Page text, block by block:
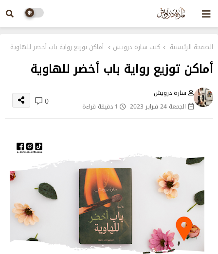
الصفحة الرئيسية كتب سارة درويش أماكن توزيع رواية باب أخضر للهاوية
أماكن توزيع رواية باب أخضر للهاوية
سارة درويش
الجمعة 24 فبراير 2023
1 دقيقة قراءة 0